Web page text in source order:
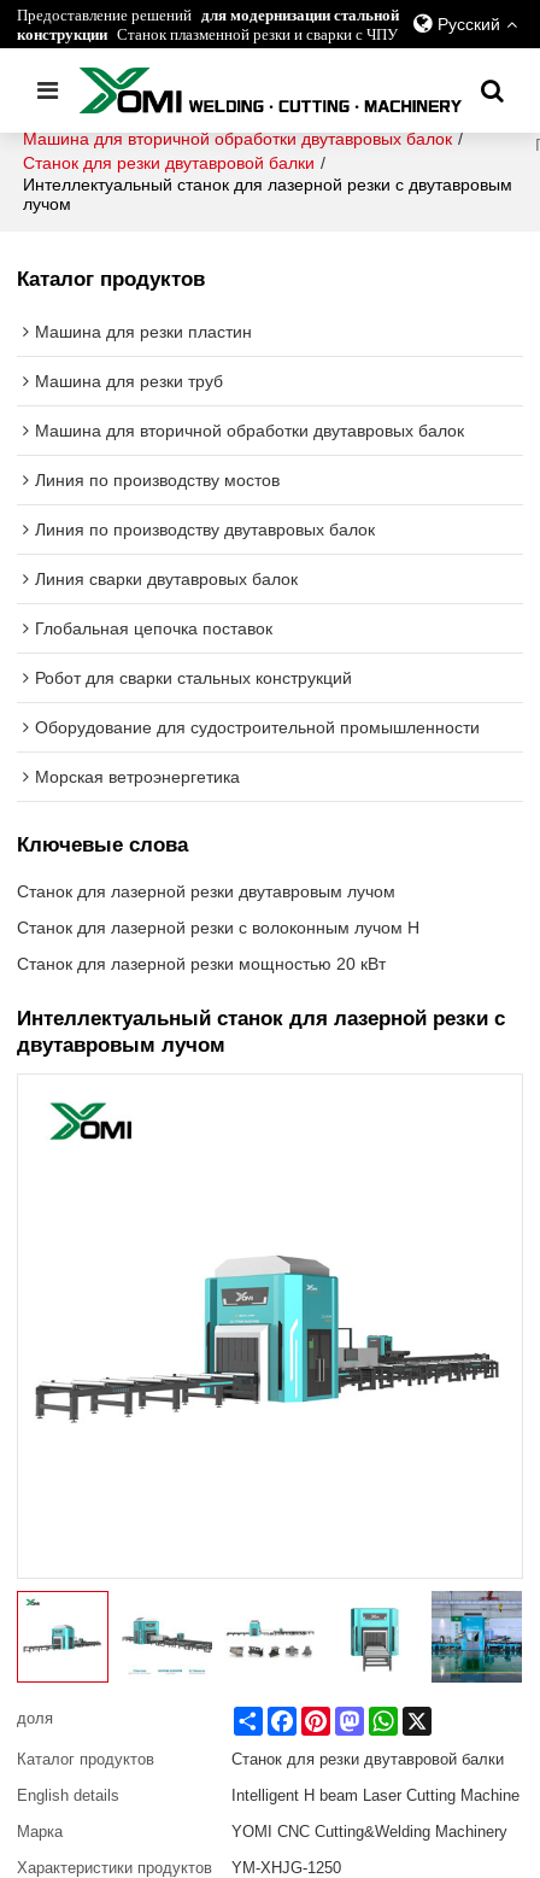
Предоставление решений для модернизации стальной
конструкции Станок плазменной резки и сварки с ЧПУ Русский
Главная / все /
Машина для вторичной обработки двутавровых балок /
Станок для резки двутавровой балки /
Интеллектуальный станок для лазерной резки с двутавровым
лучом
Каталог продуктов
Машина для резки пластин
Машина для резки труб
Машина для вторичной обработки двутавровых балок
Линия по производству мостов
Линия по производству двутавровых балок
Линия сварки двутавровых балок
Глобальная цепочка поставок
Робот для сварки стальных конструкций
Оборудование для судостроительной промышленности
Морская ветроэнергетика
Ключевые слова
Станок для лазерной резки двутавровым лучом
Станок для лазерной резки с волоконным лучом H
Станок для лазерной резки мощностью 20 кВт
Интеллектуальный станок для лазерной резки с
двутавровым лучом
доля Share FacebookPinterestMastodonWhatsApp
Каталог продуктов
Станок для резки двутавровой балки
English details
Intelligent H beam Laser Cutting Machine
Марка
YOMI CNC Cutting&Welding Machinery
Характеристики продуктов
YM-XHJG-1250